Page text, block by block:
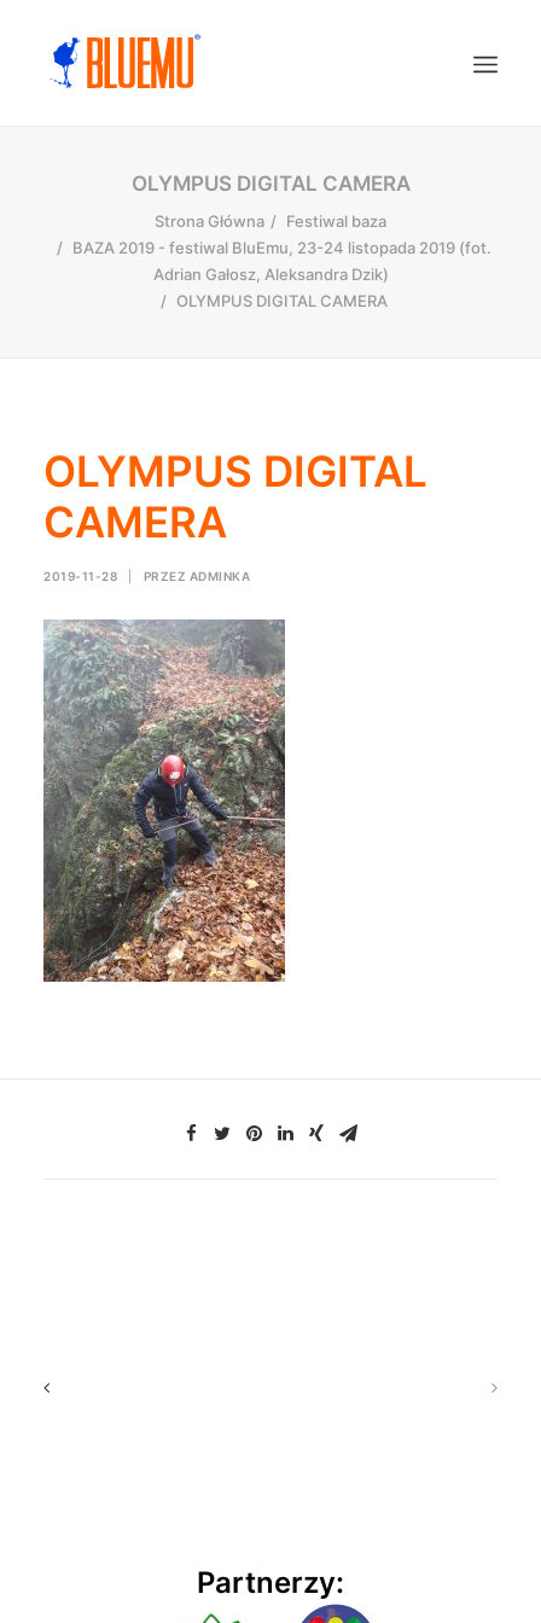
OLYMPUS DIGITAL CAMERA
Strona Główna
Festiwal baza
BAZA 2019 - festiwal BluEmu, 23-24 listopada 2019 (fot.
Adrian Gałosz, Aleksandra Dzik)
OLYMPUS DIGITAL CAMERA
OLYMPUS DIGITAL
CAMERA
2019-11-28 PRZEZ ADMINKA
Partnerzy: